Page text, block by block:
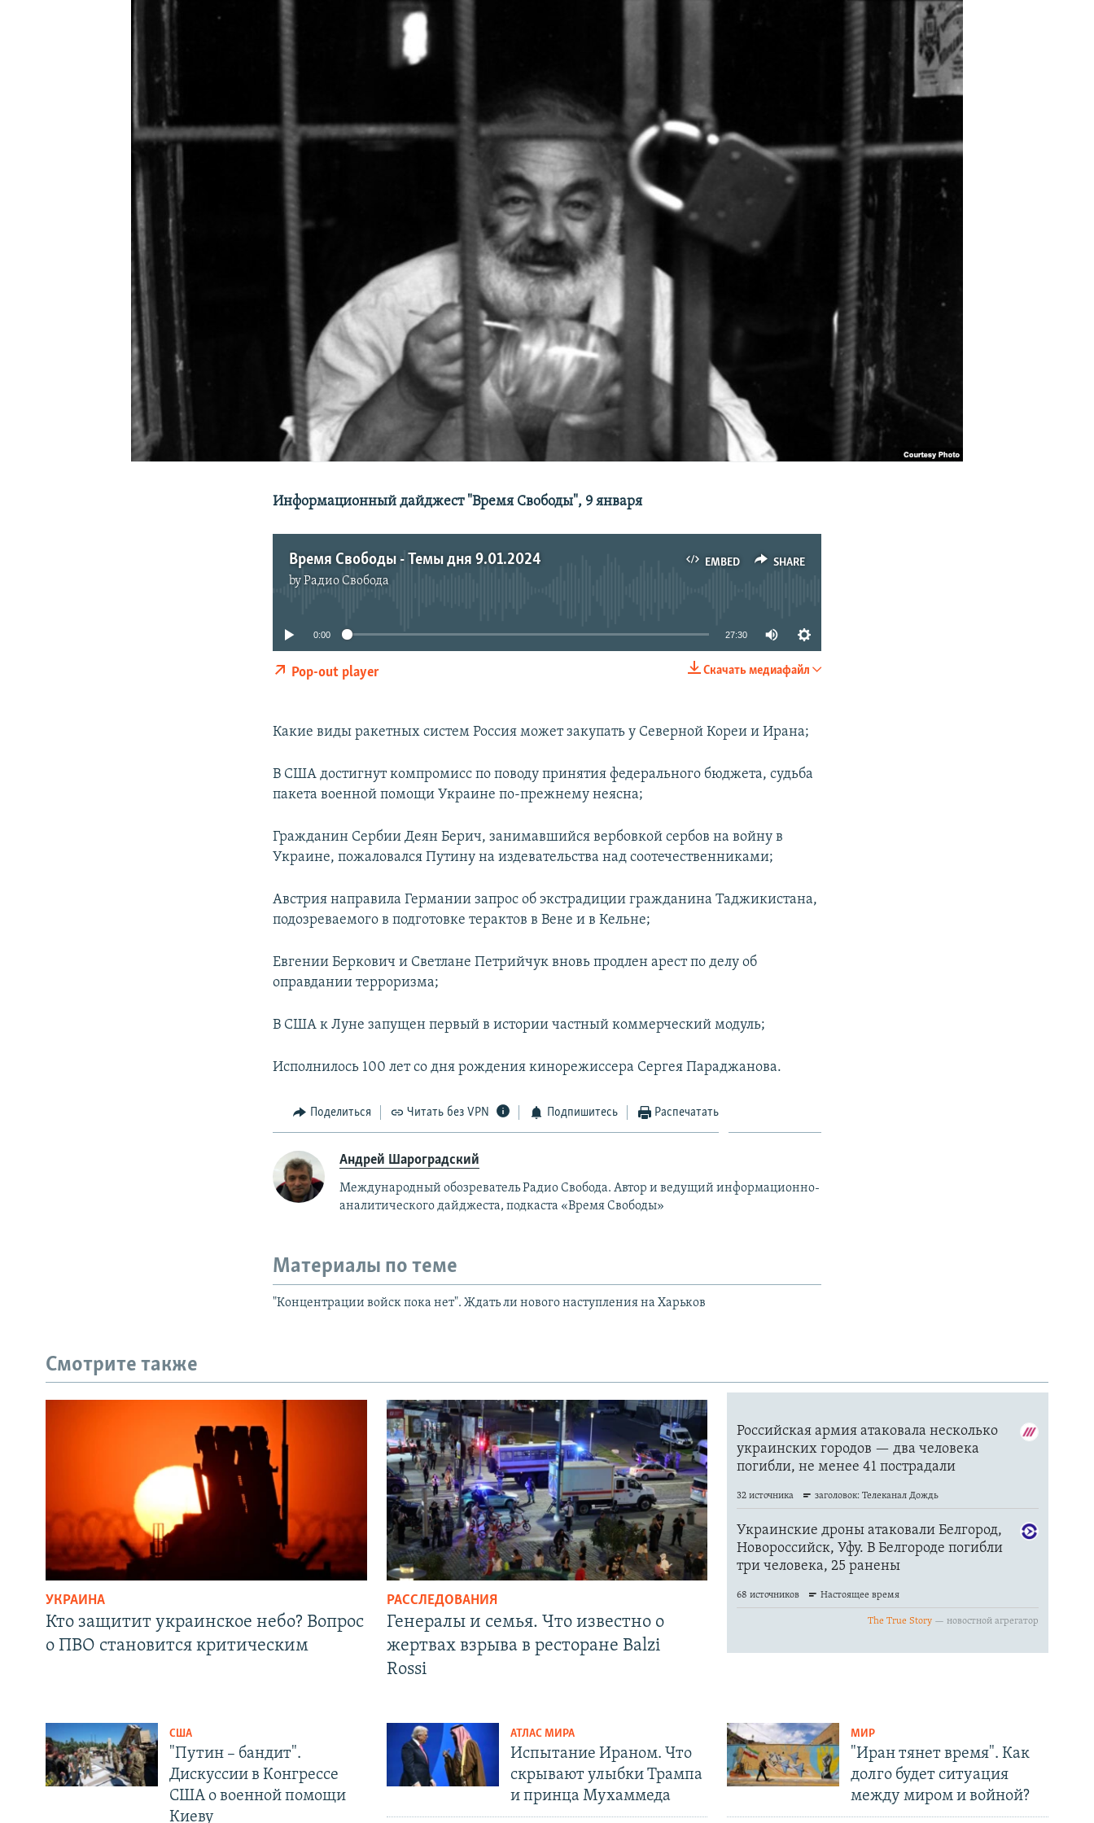
Информационный дайджест "Время Свободы", 9 января
EMBED SHARE
Время Свободы - Темы дня 9.01.2024
byРадио Свобода
SHARE
0:00 27:30
Скачать медиафайл
Pop-out player
Какие виды ракетных систем Россия может закупать у Северной Кореи и Ирана;
В США достигнут компромисс по поводу принятия федерального бюджета, судьба
пакета военной помощи Украине по-прежнему неясна;
Гражданин Сербии Деян Берич, занимавшийся вербовкой сербов на войну в
Украине, пожаловался Путину на издевательства над соотечественниками;
Австрия направила Германии запрос об экстрадиции гражданина Таджикистана,
подозреваемого в подготовке терактов в Вене и в Кельне;
Евгении Беркович и Светлане Петрийчук вновь продлен арест по делу об
оправдании терроризма;
В США к Луне запущен первый в истории частный коммерческий модуль;
Исполнилось 100 лет со дня рождения кинорежиссера Сергея Параджанова.
Поделиться Читать без VPN Подпишитесь Распечатать
Андрей Шароградский
Международный обозреватель Радио Свобода. Автор и ведущий информационно-
аналитического дайджеста, подкаста «Время Свободы»
Материалы по теме
"Концентрации войск пока нет". Ждать ли нового наступления на Харьков
Смотрите также
УКРАИНА
Кто защитит украинское небо? Вопрос
о ПВО становится критическим
РАССЛЕДОВАНИЯ
Генералы и семья. Что известно о
жертвах взрыва в ресторане Balzi
Rossi
США
"Путин – бандит".
Дискуссии в Конгрессе
США о военной помощи
Киеву
АТЛАС МИРА
Испытание Ираном. Что
скрывают улыбки Трампа
и принца Мухаммеда
МИР
"Иран тянет время". Как
долго будет ситуация
между миром и войной?